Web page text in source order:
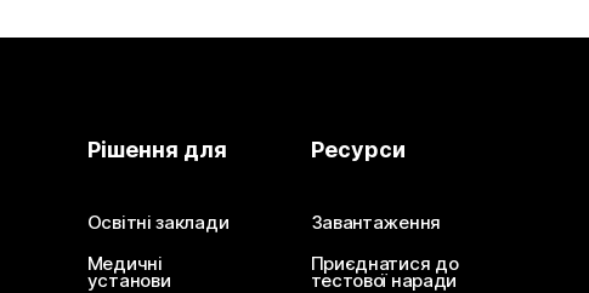
Потрібна відповідь?
Надішліть запитання
Рішення для
Освітні заклади
Медичні
установи
Ресурси
Завантаження
Приєднатися до
тестової наради